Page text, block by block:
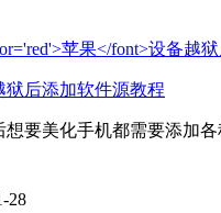
狱后添加软件源教程
想要美化手机都需要添加
28